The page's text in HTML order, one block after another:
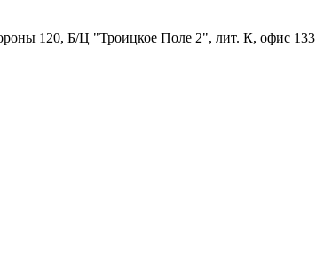
120, Б/Ц "Троицкое Поле 2", лит. К, офис 133